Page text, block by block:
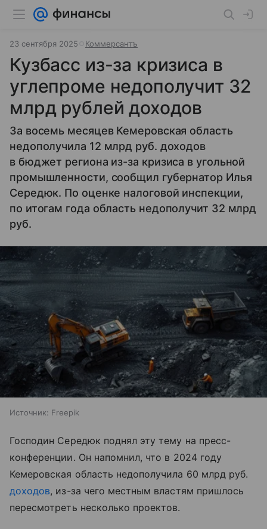
23 сентября 2025 Коммерсантъ
Кузбасс из-за кризиса в
углепроме недополучит 32
млрд рублей доходов
За восемь месяцев Кемеровская область
недополучила 12 млрд руб. доходов
в бюджет региона из-за кризиса в угольной
промышленности, сообщил губернатор Илья
Середюк. По оценке налоговой инспекции,
по итогам года область недополучит 32 млрд
руб.
Источник: Freepik
Господин Середюк поднял эту тему на пресс-
конференции. Он напомнил, что в 2024 году
Кемеровская область недополучила 60 млрд руб.
доходов, из-за чего местным властям пришлось
пересмотреть несколько проектов.